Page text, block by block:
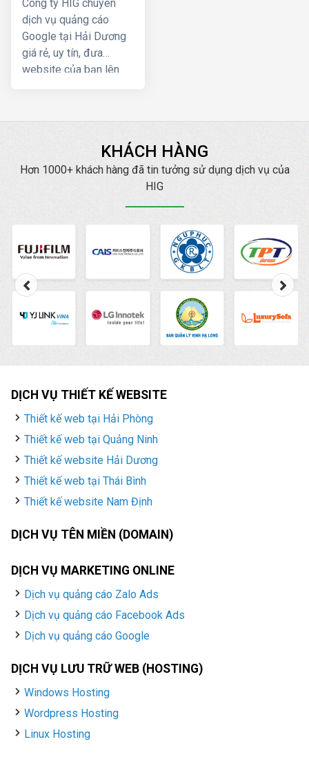
Công ty HIG chuyên
dịch vụ quảng cáo
Google tại Hải Dương
giá rẻ, uy tín, đưa
website của bạn lên
nhanh chóng với chi phí
KHÁCH HÀNG
Hơn 1000+ khách hàng đã tin tưởng sử dụng dịch vụ của
HIG
DỊCH VỤ THIẾT KẾ WEBSITE
Thiết kế web tại Hải Phòng
Thiết kế web tại Quảng Ninh
Thiết kế website Hải Dương
Thiết kế web tại Thái Bình
Thiết kế website Nam Định
DỊCH VỤ TÊN MIỀN (DOMAIN)
DỊCH VỤ MARKETING ONLINE
Dịch vụ quảng cáo Zalo Ads
Dịch vụ quảng cáo Facebook Ads
Dịch vụ quảng cáo Google
DỊCH VỤ LƯU TRỮ WEB (HOSTING)
Windows Hosting
Wordpress Hosting
Linux Hosting